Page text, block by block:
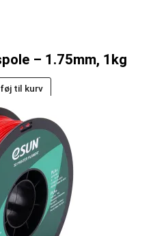
– 1.75mm, 1kg
til kurv